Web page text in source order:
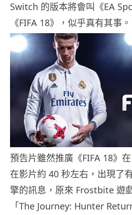
Switch 的版本將會叫《EA
《FIFA 18》，似乎真有其事。
預告片雖然推廣《FIFA 18》
在影片約 40 秒左右，出現了
擎的訊息，原來 Frostbite 遊
「The Journey: Hunter